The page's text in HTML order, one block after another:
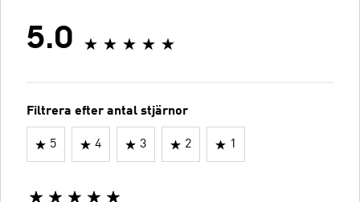
5.0
Filtrera efter antal stjärnor
5 4 3 2 1